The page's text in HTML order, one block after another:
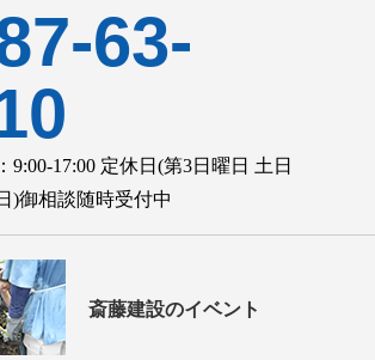
63-
9:00-17:00 定休日(第3日曜日 土日
)御相談随時受付中
斎藤建設のイベント